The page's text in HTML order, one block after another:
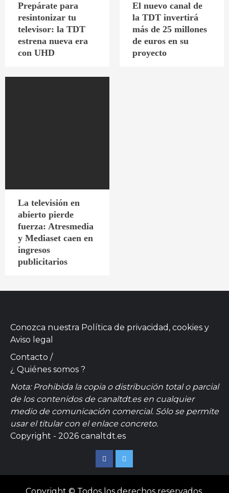
Prepárate para
resintonizar tu
televisor: la TDT
estrena nueva era
con UHD
El nuevo canal de
la TDT invertirá
más de 25 millones
de euros en su
proyecto
La televisión en
abierto pierde
fuerza: Atresmedia
y Mediaset caen en
ingresos
publicitarios
Conozca nuestra Política de privacidad, cookies y
Aviso legal
Contacto /
¿ Quiénes somos ?
Nota: Prohibida la copia o distribución total o parcial
de los contenidos de canaltdt.es en cualquier
medio de comunicación comercial. Sólo se permite
usar el titular con el enlace concreto.
Copyright - 2026 canaltdt.es
FacebookTwitter